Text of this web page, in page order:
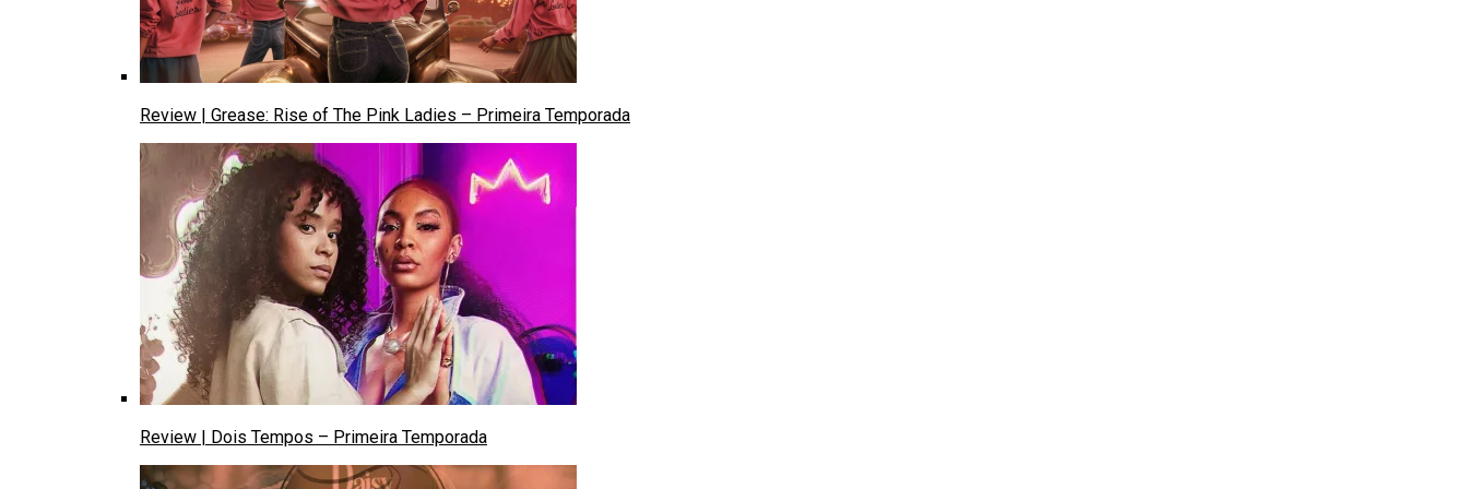
Review | Grease: Rise of The Pink Ladies – Primeira Temporada
Review | Dois Tempos – Primeira Temporada